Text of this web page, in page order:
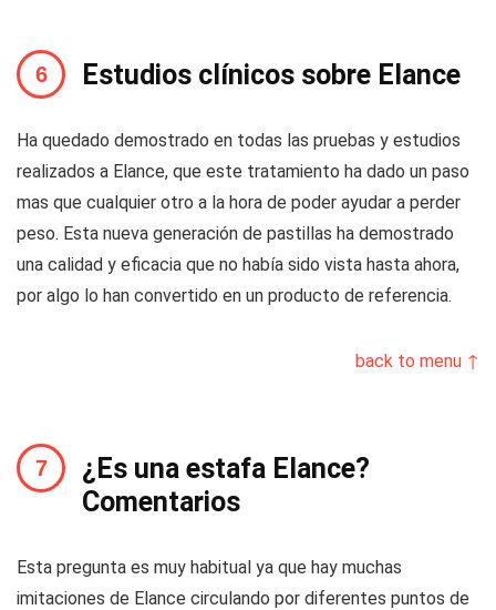
Estudios clínicos sobre Elance
Ha quedado demostrado en todas las pruebas y estudios
realizados a Elance, que este tratamiento ha dado un paso
mas que cualquier otro a la hora de poder ayudar a perder
peso. Esta nueva generación de pastillas ha demostrado
una calidad y eficacia que no había sido vista hasta ahora,
por algo lo han convertido en un producto de referencia.
back to menu ↑
¿Es una estafa Elance?
Comentarios
Esta pregunta es muy habitual ya que hay muchas
imitaciones de Elance circulando por diferentes puntos de